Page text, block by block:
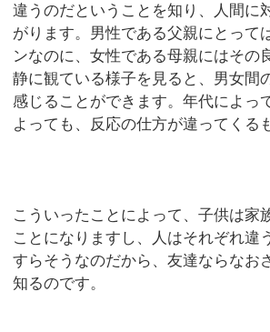
違うのだということを知り、人間に
がります。男性である父親にとって
ンなのに、女性である母親にはその
静に観ている様子を見ると、男女間
感じることができます。年代によっ
よっても、反応の仕方が違ってくる
こういったことによって、子供は家
ことになりますし、人はそれぞれ違
すらそうなのだから、友達ならなお
知るのです。